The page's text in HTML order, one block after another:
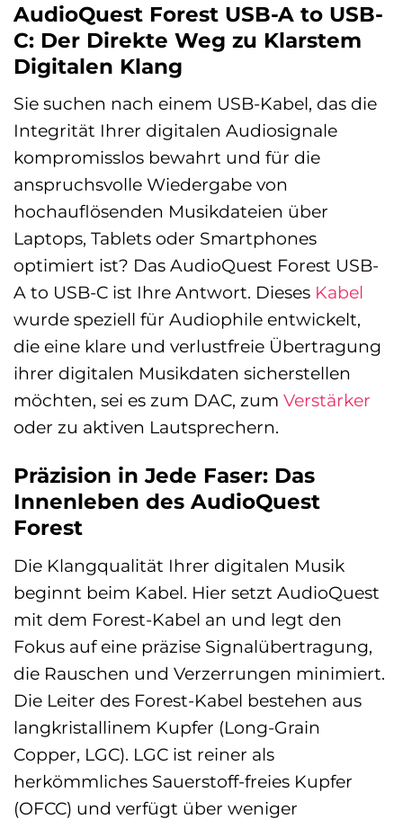
AudioQuest Forest USB-A to USB-
C: Der Direkte Weg zu Klarstem
Digitalen Klang
Sie suchen nach einem USB-Kabel, das die
Integrität Ihrer digitalen Audiosignale
kompromisslos bewahrt und für die
anspruchsvolle Wiedergabe von
hochauflösenden Musikdateien über
Laptops, Tablets oder Smartphones
optimiert ist? Das AudioQuest Forest USB-
A to USB-C ist Ihre Antwort. Dieses Kabel
wurde speziell für Audiophile entwickelt,
die eine klare und verlustfreie Übertragung
ihrer digitalen Musikdaten sicherstellen
möchten, sei es zum DAC, zum Verstärker
oder zu aktiven Lautsprechern.
Präzision in Jede Faser: Das
Innenleben des AudioQuest
Forest
Die Klangqualität Ihrer digitalen Musik
beginnt beim Kabel. Hier setzt AudioQuest
mit dem Forest-Kabel an und legt den
Fokus auf eine präzise Signalübertragung,
die Rauschen und Verzerrungen minimiert.
Die Leiter des Forest-Kabel bestehen aus
langkristallinem Kupfer (Long-Grain
Copper, LGC). LGC ist reiner als
herkömmliches Sauerstoff-freies Kupfer
(OFCC) und verfügt über weniger